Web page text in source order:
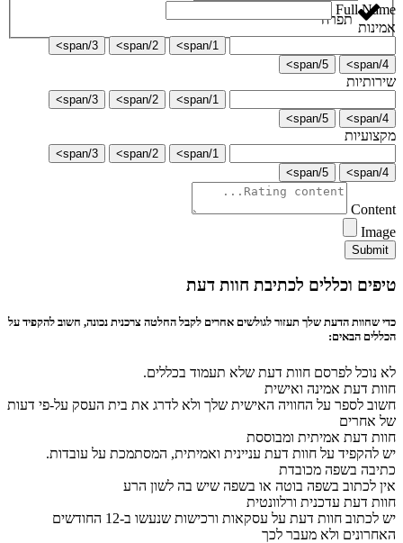
תפרח
Full Name
אמינות
1/span>
2/span>
3/span>
4/span>
5/span>
שירותיות
1/span>
2/span>
3/span>
4/span>
5/span>
מקצועיות
1/span>
2/span>
3/span>
4/span>
5/span>
Content
Image
Submit
טיפים וכללים לכתיבת חוות דעת
כדי שחוות הדעת שלך תעזור לגולשים אחרים לקבל החלטה צרכנית נכונה, חשוב להקפיד על
הכללים הבאים:
לא נוכל לפרסם חוות דעת שלא תעמוד בכללים.
חוות דעת אמינה ואישית
חשוב לספר על החוויה האישית שלך ולא לדרג את בית העסק על-פי דעות
של אחרים
חוות דעת אמיתית ומבוססת
יש להקפיד על חוות דעת עניינית ואמיתית, המסתמכת על עובדות.
כתיבה בשפה מכובדת
אין לכתוב בשפה בוטה או בשפה שיש בה לשון הרע
חוות דעת עדכנית ורלוונטית
יש לכתוב חוות דעת על עסקאות ורכישות שנעשו ב-12 החודשים
האחרונים ולא מעבר לכך